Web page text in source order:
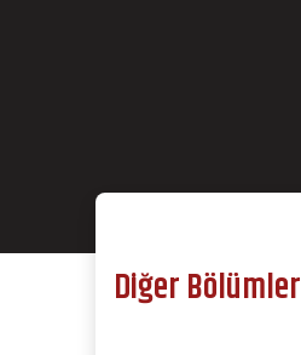
Diğer Bölümler